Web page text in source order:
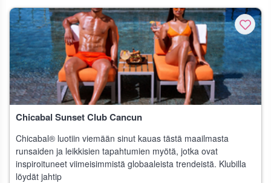
Chicabal Sunset Club Cancun
Chicabal® luotiin viemään sinut kauas tästä maailmasta
runsaiden ja leikkisien tapahtumien myötä, jotka ovat
inspiroituneet viimeisimmistä globaaleista trendeistä. Klubilla
löydät jahtip